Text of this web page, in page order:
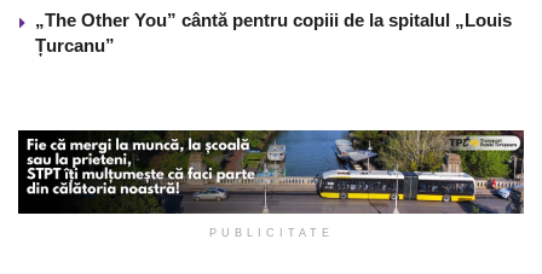
„The Other You” cântă pentru copiii de la spitalul „Louis
Țurcanu”
PUBLICITATE